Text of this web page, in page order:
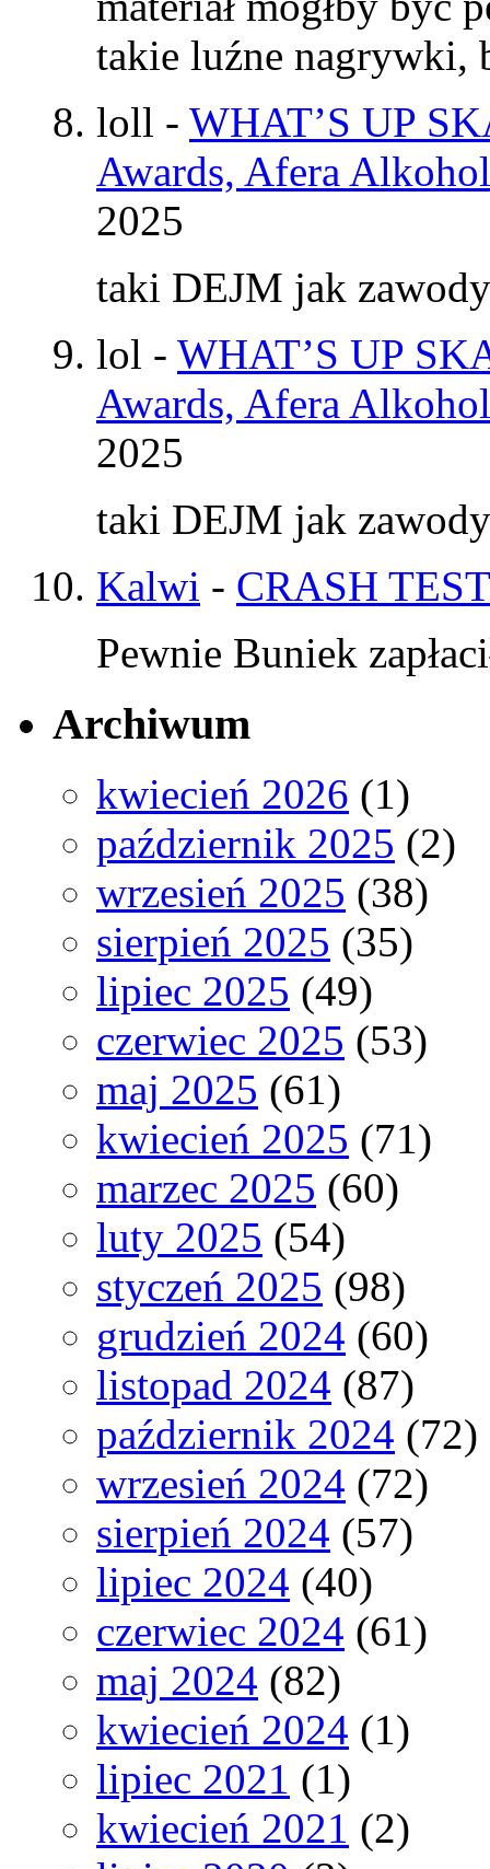
takie luźne nagrywki,
loll - WHAT’S UP
Awards, Afera
2025
taki DEJM jak
lol - WHAT’S UP
Awards, Afera
2025
taki DEJM jak
Kalwi - CRASH
Pewnie Buniek
Archiwum
kwiecień 2026 (1)
październik 2025 (2)
wrzesień 2025 (38)
sierpień 2025 (35)
lipiec 2025 (49)
czerwiec 2025 (53)
maj 2025 (61)
kwiecień 2025 (71)
marzec 2025 (60)
luty 2025 (54)
styczeń 2025 (98)
grudzień 2024 (60)
listopad 2024 (87)
październik 2024 (72)
wrzesień 2024 (72)
sierpień 2024 (57)
lipiec 2024 (40)
czerwiec 2024 (61)
maj 2024 (82)
kwiecień 2024 (1)
lipiec 2021 (1)
kwiecień 2021 (2)